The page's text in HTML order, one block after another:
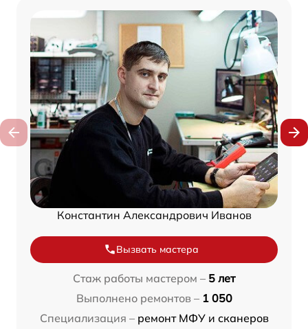
Константин Александрович Иванов
Вызвать мастера
Стаж работы мастером – 5 лет
Выполнено ремонтов – 1 050
Специализация – ремонт МФУ и сканеров